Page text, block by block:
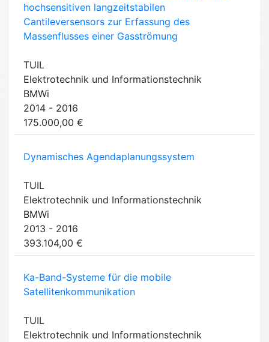
hochsensitiven langzeitstabilen
Cantileversensors zur Erfassung des
Massenflusses einer Gasströmung
TUIL
Elektrotechnik und Informationstechnik
BMWi
2014 - 2016
175.000,00 €
Dynamisches Agendaplanungssystem
TUIL
Elektrotechnik und Informationstechnik
BMWi
2013 - 2016
393.104,00 €
Ka-Band-Systeme für die mobile
Satellitenkommunikation
TUIL
Elektrotechnik und Informationstechnik